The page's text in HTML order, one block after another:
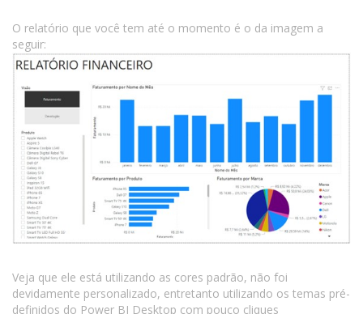
O relatório que você tem até o momento é o da imagem a
seguir:
Veja que ele está utilizando as cores padrão, não foi
devidamente personalizado, entretanto utilizando os temas pré-
definidos do Power BI Desktop com pouco cliques